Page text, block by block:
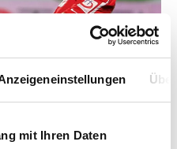
mit Ihren Daten